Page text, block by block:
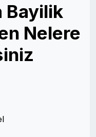
Bayilik
Nelere